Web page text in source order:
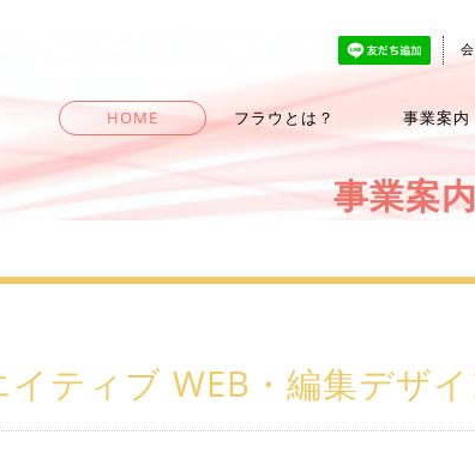
HOME フラウとは？ 事業案内
事業案
イティブ WEB・編集デザ